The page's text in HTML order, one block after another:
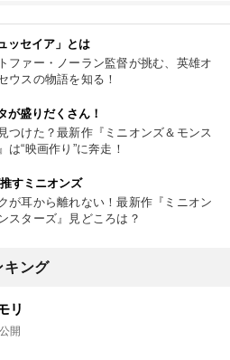
ッセイア」とは
ファー・ノーラン監督が挑む、英雄オ
ウスの物語を知る！
が盛りだくさん！
つけた？最新作『ミニオンズ＆モンス
は“映画作り”に奔走！
すミニオンズ
が耳から離れない！最新作『ミニオン
スターズ』見どころは？
キング
リ
開